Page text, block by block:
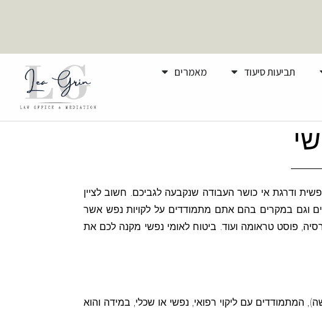
תביעות סיעוד מאמרים
ודרגת אי כושר העבודה שנקבעה לגביכם. חשוב לציין
וגם במקרים בהם אתם מתמודדים על לקויות נפש אשר
פוסט טראומה ועוד. ביטוח לאומי נפשי מקנה לכם את
המתמודדים עם ליקוי רפואי, נפשי או שכלי, במידה והוא